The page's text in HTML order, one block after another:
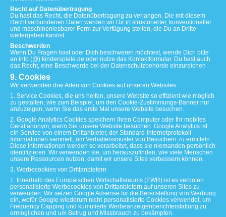
Recht auf Datenübertragung
Du hast das Recht, die Datenübertragung zu verlangen. Die mit diesem
Recht verbundenen Daten werden wir Dir in strukturierter, konventioneller
und maschinenlesbarer Form zur Verfügung stellen, die Du an Dritte
weitergeben kannst.
Beschwerden
Wenn Du Fragen hast oder Dich beschweren möchtest, wende Dich bitte
an info (@) kinderspiele.de oder nutze das Kontaktformular. Du hast auch
das Recht, eine Beschwerde bei der Datenschutzbehörde einzureichen
9. Cookies
Wir verwenden drei Arten von Cookies auf unseren Websites.
1. Service Cookies, die uns helfen, unsere Website so effizient wie möglich
zu gestalten, wie zum Beispiel, um den Cookie-Zustimmungs-Banner nur
anzuzeigen, wenn Sie das erste Mal unsere Website besuchen.
2. Google Analytics Cookies speichern Ihren Computer oder Ihr mobiles
Gerät anonym, wenn Sie unsere Website besuchen. Google Analytics ist
ein Service von einem Drittanbieter, der Standard-Internetprotokoll-
Informationen sammelt, um Verhaltensmuster von Besuchern zu ermitteln.
Diese Informationen werden so verarbeitet, dass sie niemanden persönlich
identifizieren. Wir verwenden sie, um herauszufinden, wie viele Menschen
unsere Ressourcen nutzen, damit wir unsere Sites verbessern können.
3. Werbecookies von Drittanbietern
1. Innerhalb des Europäischen Wirtschaftsraums (EWR) ist es verboten
personalisierte Werbecookies von Drittanbietern auf unseren Sites zu
verwenden. Wir setzen Google Adsense für die Bereitstellung von Werbung
ein, wofür Google wiederum nicht-personalisierte Cookies verwendet, um
Frequency Capping und kumulierte Werbeanzeigenberichterstattung zu
ermöglichen und um Betrug und Missbrauch zu bekämpfen.